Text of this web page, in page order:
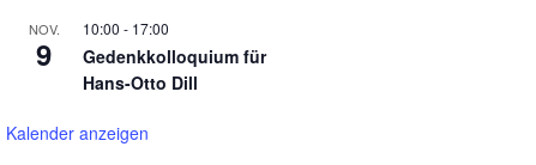
NOV.
9
10:00 - 17:00
Gedenkkolloquium für
Hans-Otto Dill
Kalender anzeigen